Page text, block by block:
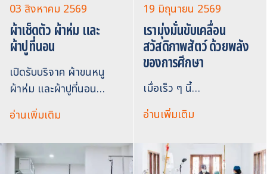
03 สิงหาคม 2569
ผ้าเช็ดตัว ผ้าห่ม และ
ผ้าปูที่นอน
เปิดรับบริจาค ผ้าขนหนู
ผ้าห่ม และผ้าปูที่นอน…
อ่านเพิ่มเติม
19 มิถุนายน 2569
เรามุ่งมั่นขับเคลื่อน
สวัสดิภาพสัตว์ ด้วยพลัง
ของการศึกษา
เมื่อเร็ว ๆ นี้…
อ่านเพิ่มเติม